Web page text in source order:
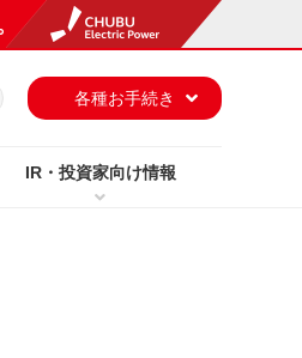
IR・投資家向け情報
各種お手続き